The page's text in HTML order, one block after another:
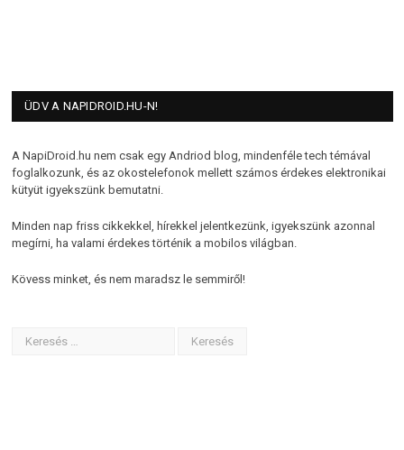
ÜDV A NAPIDROID.HU-N!
A NapiDroid.hu nem csak egy Andriod blog, mindenféle tech témával
foglalkozunk, és az okostelefonok mellett számos érdekes elektronikai
kütyüt igyekszünk bemutatni.
Minden nap friss cikkekkel, hírekkel jelentkezünk, igyekszünk azonnal
megírni, ha valami érdekes történik a mobilos világban.
Kövess minket, és nem maradsz le semmiről!